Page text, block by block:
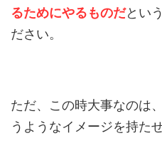
るためにやるものだとい
ださい。
ただ、この時大事なのは
うようなイメージを持た